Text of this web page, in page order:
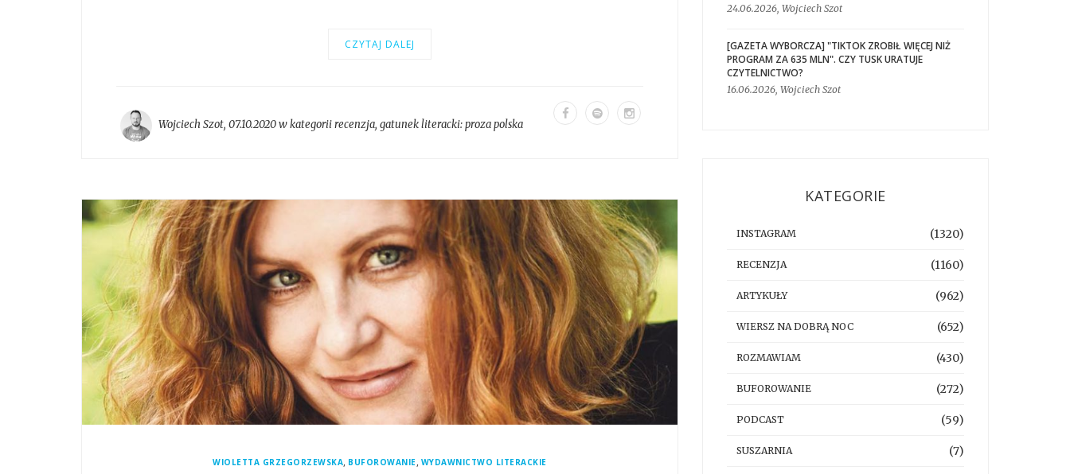
CZYTAJ DALEJ
Wojciech Szot, 07.10.2020 w kategoriirecenzja, gatunek literacki:proza polska
WIOLETTA GRZEGORZEWSKA, BUFOROWANIE, WYDAWNICTWO LITERACKIE
24.06.2026, Wojciech Szot
[GAZETA WYBORCZA] "TIKTOK ZROBIŁ WIĘCEJ NIŻ
PROGRAM ZA 635 MLN". CZY TUSK URATUJE
CZYTELNICTWO?
16.06.2026, Wojciech Szot
KATEGORIE
INSTAGRAM (1320)
RECENZJA (1160)
ARTYKUŁY (962)
WIERSZ NA DOBRĄ NOC (652)
ROZMAWIAM (430)
BUFOROWANIE (272)
PODCAST (59)
SUSZARNIA (7)